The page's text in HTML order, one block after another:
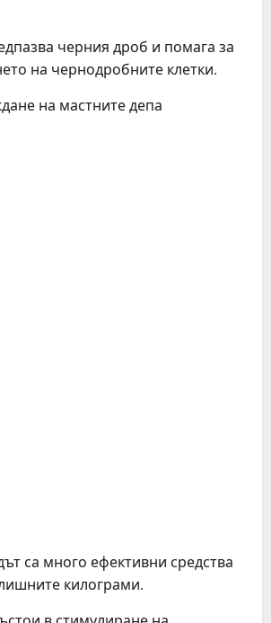
черния дроб и помага за
на чернодробните клетки.
на мастните депа
са много ефективни средства
килограми.